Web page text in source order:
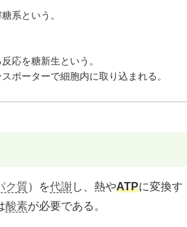
系という。
応を糖新生という。
ポーターで細胞内に取り込まれる。
ク質）を代謝し、熱やATPに変換す
酸素が必要である。